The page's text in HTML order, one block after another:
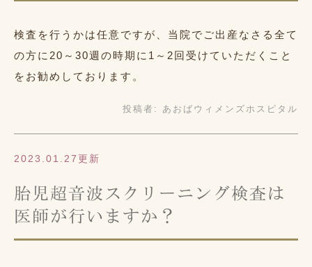
検査を行うかは任意ですが、当院でご出産なさる全て
の方に20～30週の時期に1～2回受けていただくこと
をお勧めしております。
投稿者: あおばウィメンズホスピタル
2023.01.27更新
胎児超音波スクリーニング検査は
医師が行いますか？